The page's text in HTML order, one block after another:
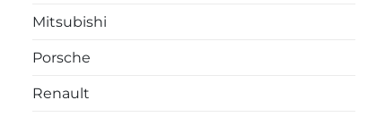
Mitsubishi
Porsche
Renault